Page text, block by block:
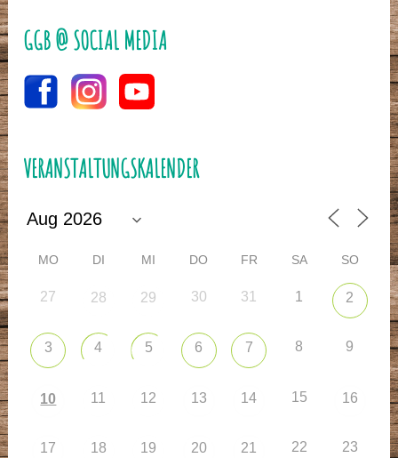
GGB @ SOCIAL MEDIA
VERANSTALTUNGSKALENDER
MO DI MI DO FR SA SO
27 28 29 30 31 1 2
3 4 5 6 7 8 9
10 11 12 13 14 15 16
17 18 19 20 21 22 23